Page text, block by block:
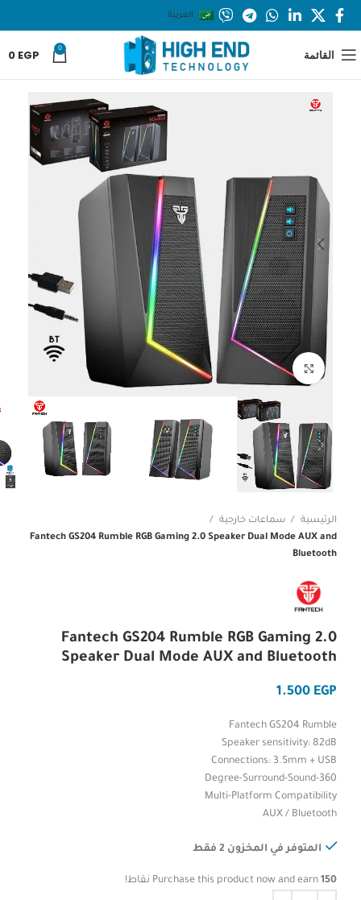
العربية
القائمة 0
0 EGP
Click to enlarge
الرئيسية
سماعات خارجية
Fantech GS204 Rumble RGB Gaming 2.0 Speaker Dual Mode AUX and
Bluetooth
Fantech GS204 Rumble RGB Gaming 2.0
Speaker Dual Mode AUX and Bluetooth
EGP
Fantech GS204 Rumble
Speaker sensitivity: 82dB
Connections: 3.5mm + USB
360-Degree-Surround-Sound
Multi-Platform Compatibility
AUX / Bluetooth
المتوفر في المخزون 2 فقط
Purchase this product now and earn 150 نقاط!